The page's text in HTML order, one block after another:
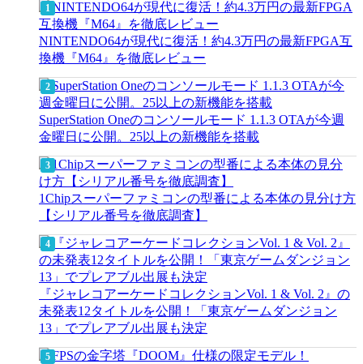
NINTENDO64が現代に復活！約4.3万円の最新FPGA互
換機『M64』を徹底レビュー
SuperStation Oneのコンソールモード 1.1.3 OTAが今週
金曜日に公開。25以上の新機能を搭載
1Chipスーパーファミコンの型番による本体の見分け方
【シリアル番号を徹底調査】
『ジャレコアーケードコレクションVol. 1 & Vol. 2』の
未発表12タイトルを公開！「東京ゲームダンジョン
13」でプレアブル出展も決定